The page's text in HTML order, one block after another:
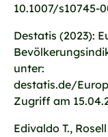
10.1007/s10745-
Destatis (2023):
unter:
destatis.de/
Zugriff am
Edivaldo T.,